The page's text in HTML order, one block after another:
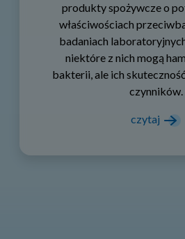
produkty spożywcze o
właściwościach
badaniach laboratoryjnych
niektóre z nich mogą
bakterii, ale ich skuteczność
czynników.
czytaj